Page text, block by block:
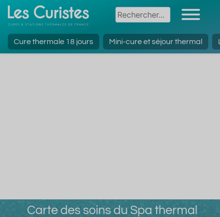
Cure thermale 18 jours Mini-cure et séjour thermal
Carte des soins du Spa thermal